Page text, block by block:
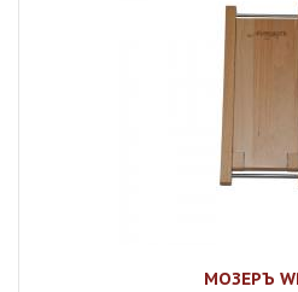
МОЗЕРЪ